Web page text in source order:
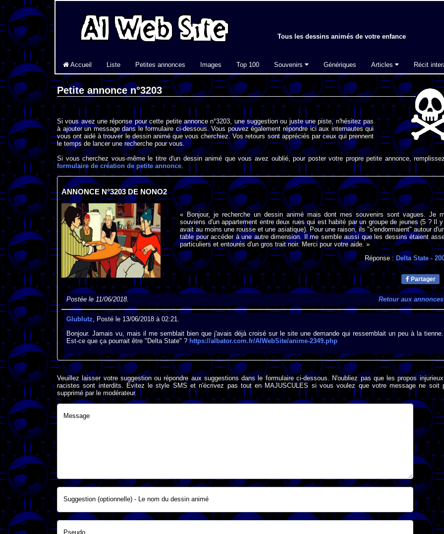
Tous les dessins animés de votre enfance
Accueil Liste Petites annonces Images Top 100 Souvenirs Génériques Articles Récit
Petite annonce n°3203
Si vous avez une réponse pour cette petite annonce n°3203, une suggestion ou juste une piste, n'hésitez pas
à ajouter un message dans le formulaire ci-dessous. Vous pouvez également répondre ici aux internautes qui
vous ont aidé à trouver le dessin animé que vous cherchiez. Vos retours sont appréciés par ceux qui prennent
le temps de lancer une recherche pour vous.
Si vous cherchez vous-même le titre d'un dessin animé que vous avez oublié, pour poster votre propre petite annonce,
formulaire de création de petite annonce.
ANNONCE N°3203 DE NONO2
« Bonjour, je recherche un dessin animé mais dont mes souvenirs sont vagues. Je
souviens d'un appartement entre deux rues qui est habité par un groupe de jeunes (5 ? Il
avait au moins une rousse et une asiatique). Pour une raison, ils "s'endormaient" autour
table pour accéder à une autre dimension. Il me semble aussi que les dessins étaient
particuliers et entourés d'un gros trait noir. Merci pour votre aide. »
Réponse :Delta State-
Partager
Postée le 11/06/2018. Retour aux annonces
Glublutz, Posté le 13/06/2018 à 02:21.
Bonjour. Jamais vu, mais il me semblait bien que j'avais déjà croisé sur le site une demande qui ressemblait un peu à la tienne.
Est-ce que ça pourrait être "Delta State" ? https://albator.com.fr/AlWebSite/anime-2349.php
Veuillez laisser votre suggestion ou répondre aux suggestions dans le formulaire ci-dessous. N'oubliez pas que les propos
racistes sont interdits. Evitez le style SMS et n'écrivez pas tout en MAJUSCULES si vous voulez que votre message ne soit
supprimé par le modérateur.
Message
Suggestion (optionnelle) - Le nom du dessin animé
Pseudo